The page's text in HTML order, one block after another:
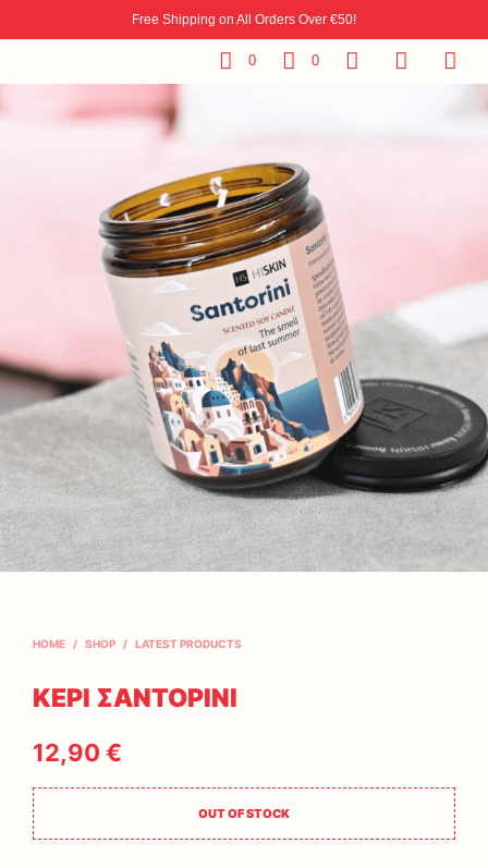
Free Shipping on All Orders Over €50!
0 0
HOME / SHOP / LATEST PRODUCTS
ΚΕΡΙ ΣΑΝΤΟΡΙΝΙ
12,90 €
OUT OF STOCK